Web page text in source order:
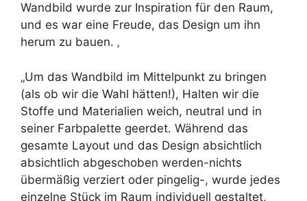
Wandbild wurde zur Inspiration für den Raum,
und es war eine Freude, das Design um ihn
herum zu bauen. ‚
„Um das Wandbild im Mittelpunkt zu bringen
(als ob wir die Wahl hätten!), Halten wir die
Stoffe und Materialien weich, neutral und in
seiner Farbpalette geerdet. Während das
gesamte Layout und das Design absichtlich
absichtlich abgeschoben werden-nichts
übermäßig verziert oder pingelig-, wurde jedes
einzelne Stück im Raum individuell gestaltet,